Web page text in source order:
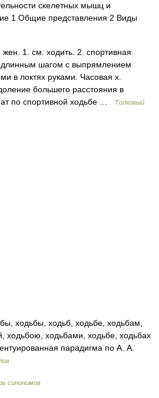
скелетных мышц и
1 Общие представления 2 Виды
1. см. ходить. 2. спортивная
длинным шагом с выпрямлением
в локтях руками. Часовая х.
большего расстояния в
по спортивной ходьбе …
Толковый
ходьбы, ходьб, ходьбе, ходьбам,
ходьбою, ходьбами, ходьбе, ходьбах
парадигма по А. А.
синонимов